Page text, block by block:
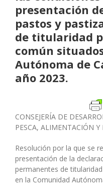
presentación
pastos y
de titularidad
común
Autónoma de
año 2023.
CONSEJERÍA DE
PESCA, ALIMENTACIÓN
Resolución por la que se
presentación de la
permanentes de
en la Comunidad